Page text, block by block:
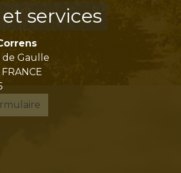
services
de Gaulle